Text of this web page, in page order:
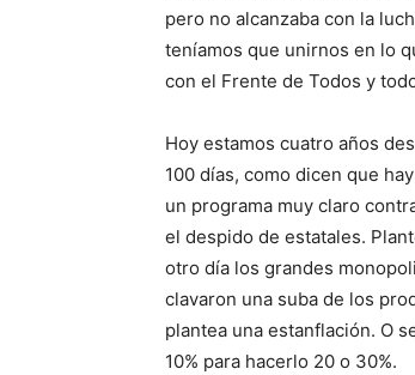
pero no alcanzaba con la
teníamos que unirnos en lo
con el Frente de Todos y
Hoy estamos cuatro años
100 días, como dicen que
un programa muy claro
el despido de estatales.
otro día los grandes
clavaron una suba de los
plantea una estanflación. O
10% para hacerlo 20 o 30%.